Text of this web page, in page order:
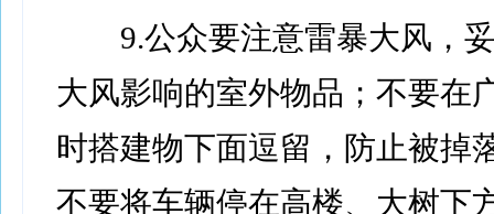
9.公众要注意雷暴大风，妥
大风影响的室外物品；不要在
时搭建物下面逗留，防止被掉
不要将车辆停在高楼、大树下